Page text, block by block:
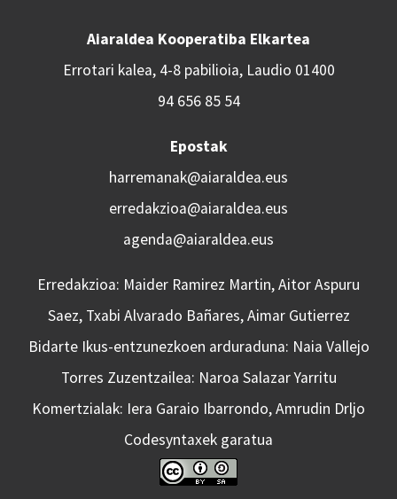
Aiaraldea Kooperatiba Elkartea
Errotari kalea, 4-8 pabilioia, Laudio 01400
94 656 85 54
Epostak
harremanak@aiaraldea.eus
erredakzioa@aiaraldea.eus
agenda@aiaraldea.eus
Erredakzioa: Maider Ramirez Martin, Aitor Aspuru
Saez, Txabi Alvarado Bañares, Aimar Gutierrez
Bidarte Ikus-entzunezkoen arduraduna: Naia Vallejo
Torres Zuzentzailea: Naroa Salazar Yarritu
Komertzialak: Iera Garaio Ibarrondo, Amrudin Drljo
Codesyntaxek garatua